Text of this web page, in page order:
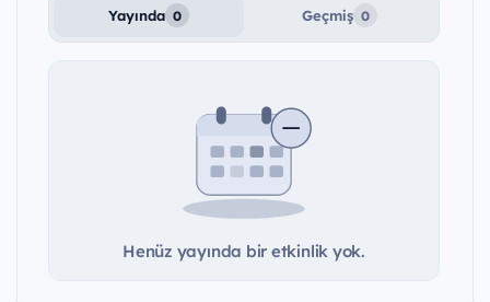
Yayında 0 Geçmiş 0
Henüz yayında bir etkinlik yok.